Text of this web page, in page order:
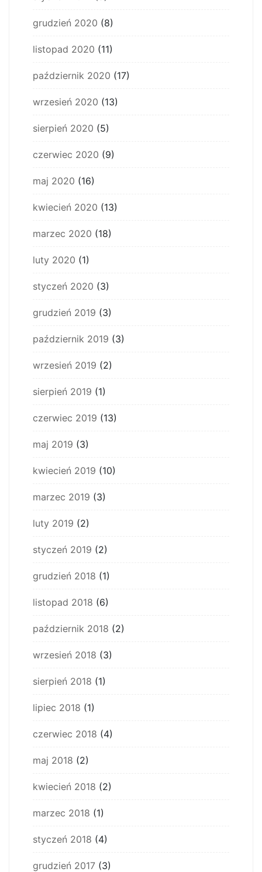
grudzień 2020 (8)
listopad 2020 (11)
październik 2020 (17)
wrzesień 2020 (13)
sierpień 2020 (5)
czerwiec 2020 (9)
maj 2020 (16)
kwiecień 2020 (13)
marzec 2020 (18)
luty 2020 (1)
styczeń 2020 (3)
grudzień 2019 (3)
październik 2019 (3)
wrzesień 2019 (2)
sierpień 2019 (1)
czerwiec 2019 (13)
maj 2019 (3)
kwiecień 2019 (10)
marzec 2019 (3)
luty 2019 (2)
styczeń 2019 (2)
grudzień 2018 (1)
listopad 2018 (6)
październik 2018 (2)
wrzesień 2018 (3)
sierpień 2018 (1)
lipiec 2018 (1)
czerwiec 2018 (4)
maj 2018 (2)
kwiecień 2018 (2)
marzec 2018 (1)
styczeń 2018 (4)
grudzień 2017 (3)